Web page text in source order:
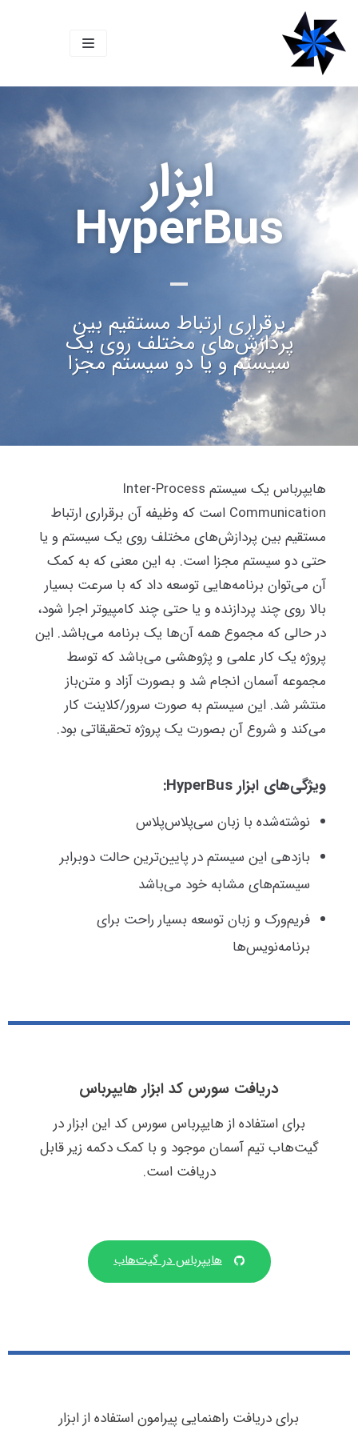
پرش
به
محتوا
ابزار
HyperBus
برقراری ارتباط مستقیم بین
پردازش‌های مختلف روی یک
سیستم و یا دو سیستم مجزا
هایپر‌باس یک سیستم Inter-Process
Communication است که وظیفه آن برقراری ارتباط
مستقیم بین پردازش‌های مختلف روی یک سیستم و یا
حتی دو سیستم مجزا است. به این معنی که به کمک
آن می‌توان برنامه‌هایی توسعه داد که با سرعت بسیار
بالا روی چند پردازنده و یا حتی چند کامپیوتر اجرا شود،
در حالی که مجموع همه آن‌ها یک برنامه می‌باشد. این
پروژه یک کار علمی و پژوهشی می‌باشد که توسط
مجموعه آسمان انجام شد و بصورت آزاد و متن‌باز
منتشر شد. این سیستم به صورت سرور/کلاینت کار
می‌کند و شروع آن بصورت یک پروژه تحقیقاتی بود.
ویژگی‌های ابزار HyperBus:
نوشته‌شده با زبان سی‌پلاس‌پلاس
بازدهی این سیستم در پایین‌ترین حالت دوبرابر
سیستم‌های مشابه خود می‌باشد
فریم‌ورک و زبان توسعه بسیار راحت برای
برنامه‌نویس‌ها
دریافت سورس کد ابزار هایپرباس
برای استفاده از هایپرباس سورس کد این ابزار در
گیت‌هاب تیم آسمان موجود و با کمک دکمه زیر قابل
دریافت است.
هایپرباس در گیت‌هاب
برای دریافت راهنمایی پیرامون استفاده از ابزار